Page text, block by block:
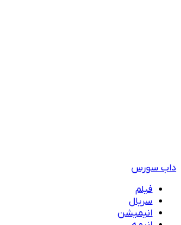
داب سورس
فیلم
سریال
انیمیشن